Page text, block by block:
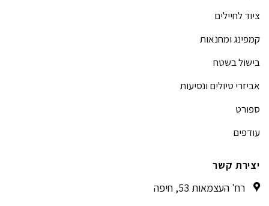
ציוד לחיילים
קמפינג ומחנאות
בישול בשטח
אביזרי טיולים ונסיעות
ספורט
עודפים
יצירת קשר
רח' העצמאות 53, חיפה